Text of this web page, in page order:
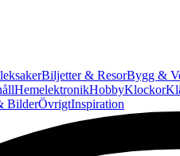
Biljetter & ResorBygg &
HemelektronikHobbyKlockor
BilderÖvrigtInspiration